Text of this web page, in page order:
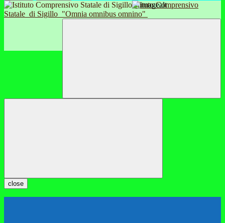
Istituto Comprensivo
Statale di Sigillo "Omnia omnibus omnino"
close